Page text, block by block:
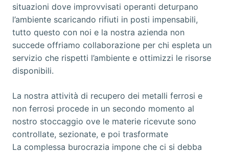
situazioni dove improvvisati operanti deturpano
l’ambiente scaricando rifiuti in posti impensabili,
tutto questo con noi e la nostra azienda non
succede offriamo collaborazione per chi espleta un
servizio che rispetti l’ambiente e ottimizzi le risorse
disponibili.
La nostra attività di recupero dei metalli ferrosi e
non ferrosi procede in un secondo momento al
nostro stoccaggio ove le materie ricevute sono
controllate, sezionate, e poi trasformate
La complessa burocrazia impone che ci si debba